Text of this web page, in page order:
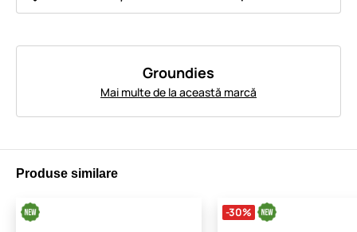
Groundies
Mai multe de la această marcă
Produse similare
-30%